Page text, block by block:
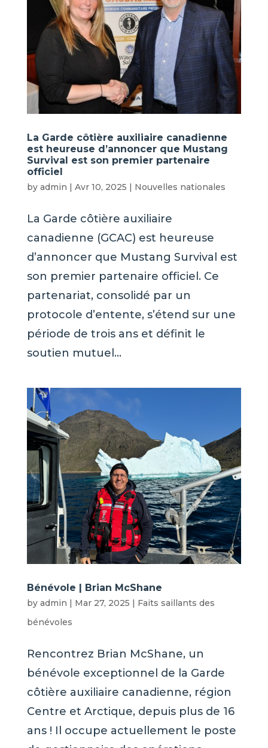
La Garde côtière auxiliaire canadienne
est heureuse d’annoncer que Mustang
Survival est son premier partenaire
officiel
by admin | Avr 10, 2025 | Nouvelles nationales
La Garde côtière auxiliaire
canadienne (GCAC) est heureuse
d’annoncer que Mustang Survival est
son premier partenaire officiel. Ce
partenariat, consolidé par un
protocole d’entente, s’étend sur une
période de trois ans et définit le
soutien mutuel...
Bénévole | Brian McShane
by admin | Mar 27, 2025 | Faits saillants des
bénévoles
Rencontrez Brian McShane, un
bénévole exceptionnel de la Garde
côtière auxiliaire canadienne, région
Centre et Arctique, depuis plus de 16
ans ! Il occupe actuellement le poste